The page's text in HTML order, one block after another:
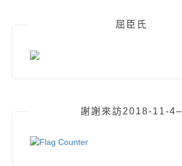
屈臣氏
謝謝來訪2018-11-4–